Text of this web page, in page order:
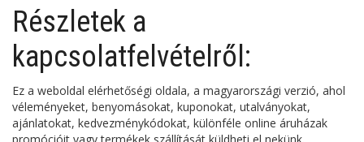
Részletek a
kapcsolatfelvételről:
Ez a weboldal elérhetőségi oldala, a magyarországi verzió, ahol
véleményeket, benyomásokat, kuponokat, utalványokat,
ajánlatokat, kedvezménykódokat, különféle online áruházak